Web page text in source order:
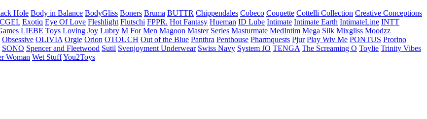
Hole Body in Balance BodyGliss Boners Bruma BUTTR Chippendales Cobeco Coquette Cottelli Collection Creative Conceptions
Exotiq Eye Of Love Fleshlight Flutschi FPPR. Hot Fantasy Hueman ID Lube Intimate Intimate Earth IntimateLine INTT
LIEBE Toys Loving Joy Lubry M For Men Magoon Master Series Masturmate MedIntim Mega Silk Mixgliss Moodzz
Obsessive OLIVIA Orgie Orion OTOUCH Out of the Blue Panthra Penthouse Pharmquests Pjur Play Wiv Me PONTUS Prorino
SONO Spencer and Fleetwood Sutil Svenjoyment Underwear Swiss Navy System JO TENGA The Screaming O Toylie Trinity Vibes
Woman Wet StuffYou2Toys